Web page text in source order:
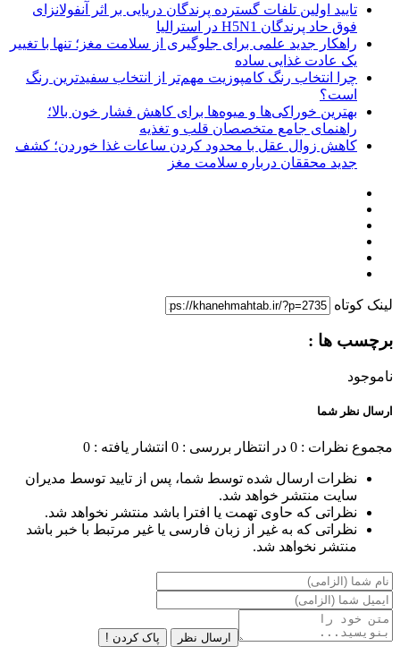
تایید اولین تلفات گسترده پرندگان دریایی بر اثر آنفولانزای
فوق حاد پرندگان H5N1 در استرالیا
راهکار جدید علمی برای جلوگیری از سلامت مغز؛ تنها با تغییر
یک عادت غذایی ساده
چرا انتخاب رنگ کامپوزیت مهم‌تر از انتخاب سفیدترین رنگ
است؟
بهترین خوراکی‌ها و میوه‌ها برای کاهش فشار خون بالا؛
راهنمای جامع متخصصان قلب و تغذیه
کاهش زوال عقل با محدود کردن ساعات غذا خوردن؛ کشف
جدید محققان درباره سلامت مغز
لینک کوتاه
برچسب ها :
ناموجود
ارسال نظر شما
مجموع نظرات : 0 در انتظار بررسی : 0 انتشار یافته : 0
نظرات ارسال شده توسط شما، پس از تایید توسط مدیران
سایت منتشر خواهد شد.
نظراتی که حاوی تهمت یا افترا باشد منتشر نخواهد شد.
نظراتی که به غیر از زبان فارسی یا غیر مرتبط با خبر باشد
منتشر نخواهد شد.
ارسال نظر پاک کردن !